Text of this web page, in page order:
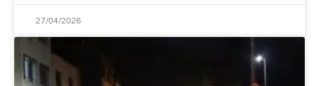
27/04/2026